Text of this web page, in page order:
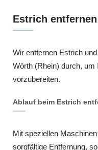
Estrich
Wir entfernen Estrich
Wörth (Rhein) durch, um
vorzubereiten.
Ablauf beim Estrich
Mit speziellen
sorgfältige Entfernung,